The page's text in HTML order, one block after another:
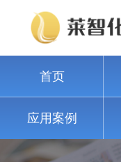
首页
应用案例